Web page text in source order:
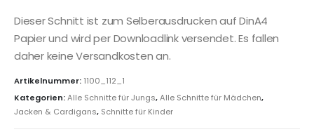
Dieser Schnitt ist zum Selberausdrucken auf DinA4
Papier und wird per Downloadlink versendet. Es fallen
daher keine Versandkosten an.
Artikelnummer: 1100_112_1
Kategorien:Alle Schnitte für Jungs,Alle Schnitte für Mädchen,
Jacken & Cardigans, Schnitte für Kinder